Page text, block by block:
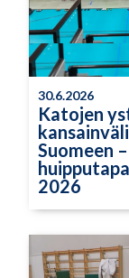
30.6.2026
Katojen
Suomeen
2026